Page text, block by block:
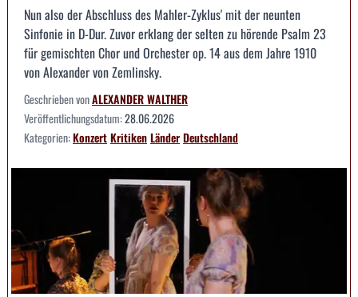
Nun also der Abschluss des Mahler-Zyklus' mit der neunten
Sinfonie in D-Dur. Zuvor erklang der selten zu hörende Psalm 23
für gemischten Chor und Orchester op. 14 aus dem Jahre 1910
von Alexander von Zemlinsky.
Geschrieben vonALEXANDER WALTHER
Veröffentlichungsdatum:28.06.2026
Kategorien:KonzertKritikenLänderDeutschland